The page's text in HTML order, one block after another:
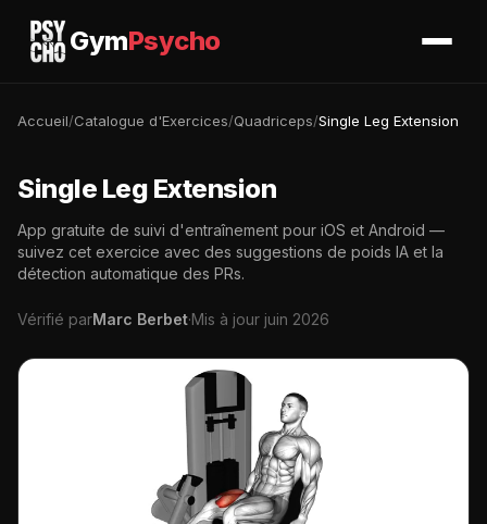
GymPsycho
Accueil/Catalogue d'Exercices/Quadriceps/Single Leg Extension
Single Leg Extension
App gratuite de suivi d'entraînement pour iOS et Android —
suivez cet exercice avec des suggestions de poids IA et la
détection automatique des PRs.
Vérifié parMarc Berbet·Mis à jour juin 2026